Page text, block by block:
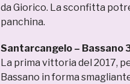
da Giorico. La sconfitta
panchina.
Santarcangelo – Bassano
La prima vittoria del 2017,
Bassano in forma